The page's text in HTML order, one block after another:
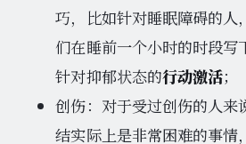
巧，比如针对睡眠障碍的人
们在睡前一个小时的时段写
针对抑郁状态的行动激活；
创伤：对于受过创伤的人来
结实际上是非常困难的事情